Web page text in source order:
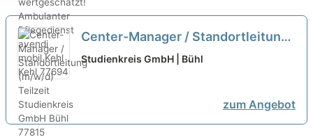
Center-Manager / Standortleitung
(m/w/d) Teilzeit neu
Studienkreis GmbH | Bühl
zum Angebot